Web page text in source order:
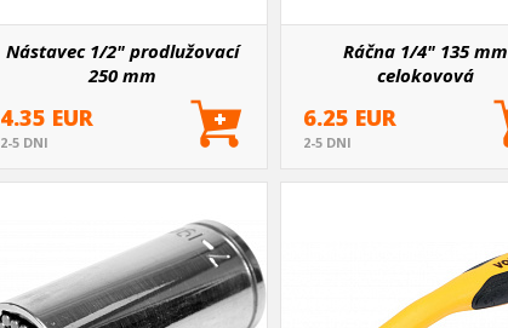
Nástavec 1/2" prodlužovací
250 mm
4.35 EUR
2-5 DNI
Ráčna 1/4" 135 mm
celokovová
6.25 EUR
2-5 DNI